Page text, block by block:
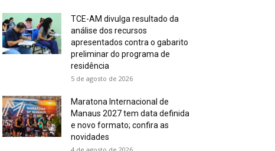
TCE-AM divulga resultado da
análise dos recursos
apresentados contra o gabarito
preliminar do programa de
residência
5 de agosto de 2026
Maratona Internacional de
Manaus 2027 tem data definida
e novo formato; confira as
novidades